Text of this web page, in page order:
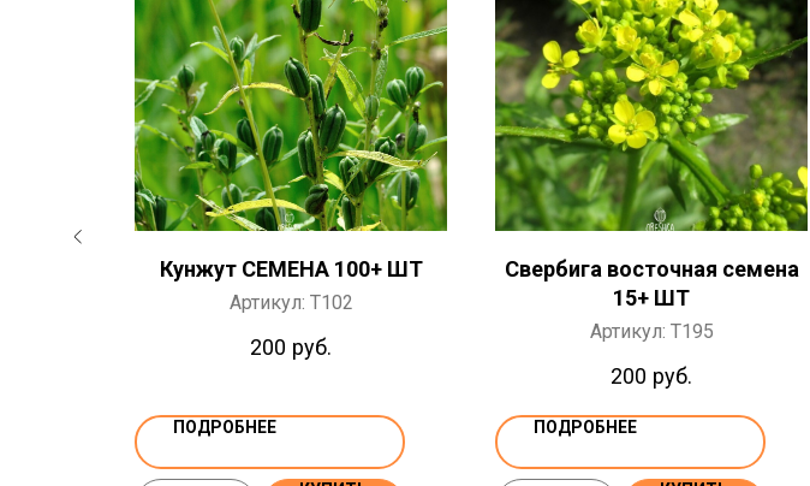
Кунжут СЕМЕНА 100+ ШТ
Артикул: T102
200 руб.
ПОДРОБНЕЕ
Свербига восточная семена
15+ ШТ
Артикул: T195
200 руб.
ПОДРОБНЕЕ